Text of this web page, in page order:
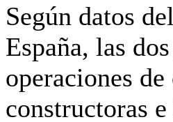
Según datos
España, las
operaciones
constructoras